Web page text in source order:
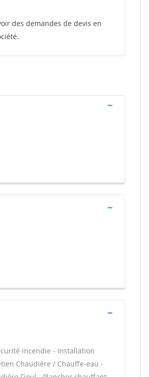
des demandes de devis en
incendie - Installation
Chaudière / Chauffe-eau -